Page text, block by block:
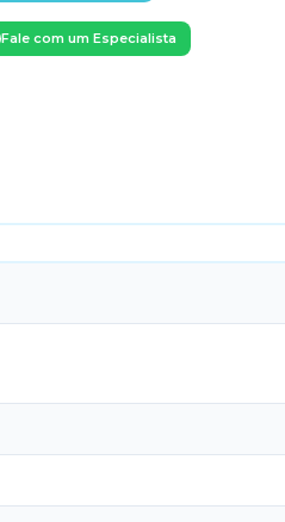
Fale com um Especialista